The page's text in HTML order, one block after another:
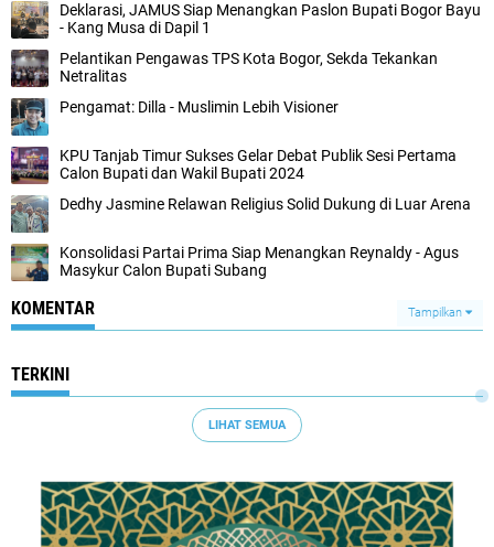
Deklarasi, JAMUS Siap Menangkan Paslon Bupati Bogor Bayu
- Kang Musa di Dapil 1
Pelantikan Pengawas TPS Kota Bogor, Sekda Tekankan
Netralitas
Pengamat: Dilla - Muslimin Lebih Visioner
KPU Tanjab Timur Sukses Gelar Debat Publik Sesi Pertama
Calon Bupati dan Wakil Bupati 2024
Dedhy Jasmine Relawan Religius Solid Dukung di Luar Arena
Konsolidasi Partai Prima Siap Menangkan Reynaldy - Agus
Masykur Calon Bupati Subang
KOMENTAR Tampilkan
TERKINI
LIHAT SEMUA